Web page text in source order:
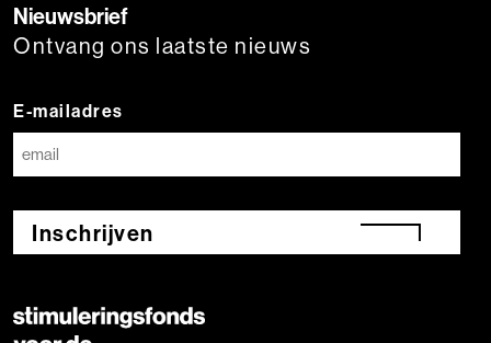
Nieuwsbrief
Ontvang ons laatste nieuws
E-mailadres
Inschrijven